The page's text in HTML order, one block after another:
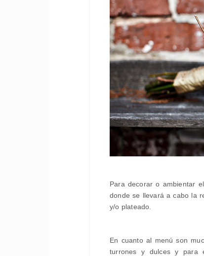
Para decorar o ambientar
donde se llevará a cabo la
y/o plateado.
En cuanto al menú son
turrones y dulces y para